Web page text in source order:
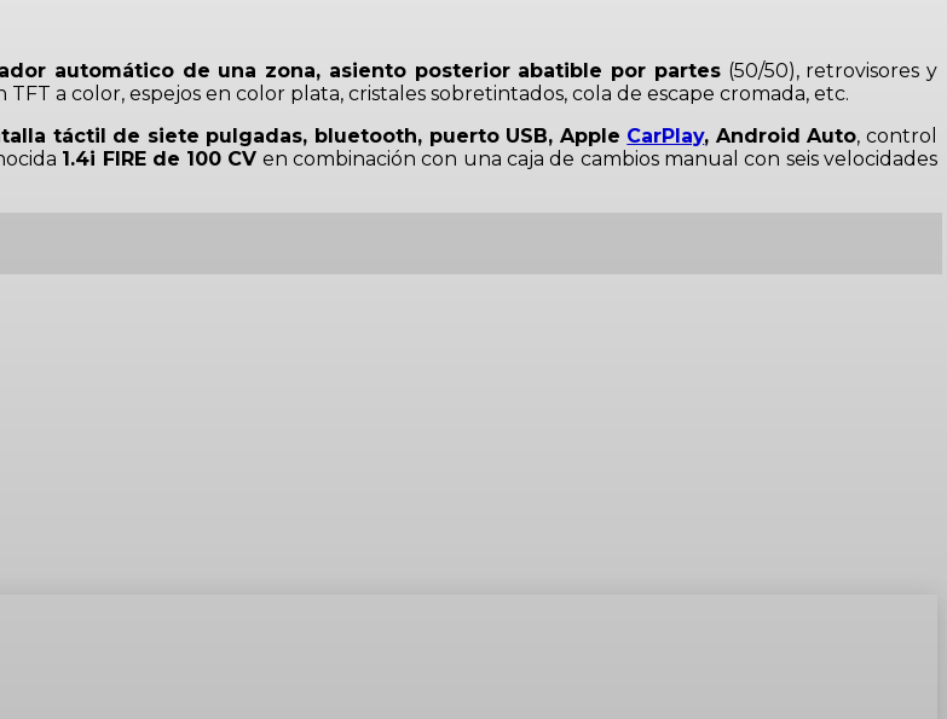
automático de una zona, asiento posterior abatible por partes(50/50), retrovisores y
a color, espejos en color plata, cristales sobretintados, cola de escape cromada, etc.
táctil de siete pulgadas, bluetooth, puerto USB, Apple CarPlay, Android Auto, control
1.4i FIRE de 100 CV en combinación con una caja de cambios manual con seis velocidades